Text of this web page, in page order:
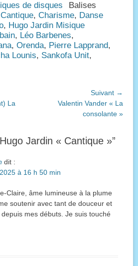
de disques
Balises
Cantique, Charisme, Danse
, Hugo Jardin Misique
, Léo Barbenes,
, Orenda, Pierre Lapprand,
Lounis, Sankofa Unit,
La
Suivant →
Valentin Vander « La
consolante »
Jardin « Cantique »”
dit :
à 16 h 50 min
Claire, âme lumineuse à la plume
soutenir avec tant de douceur et
mes débuts. Je suis touché